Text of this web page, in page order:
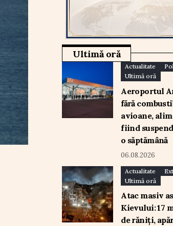
Ultimă oră
Actualitate
Ultimă oră
Aeroportul
fără
avioane,
fiind
o săptămână
06.08.2026
Actualitate
Ultimă oră
Atac masiv
Kievului: 17
de răniți,